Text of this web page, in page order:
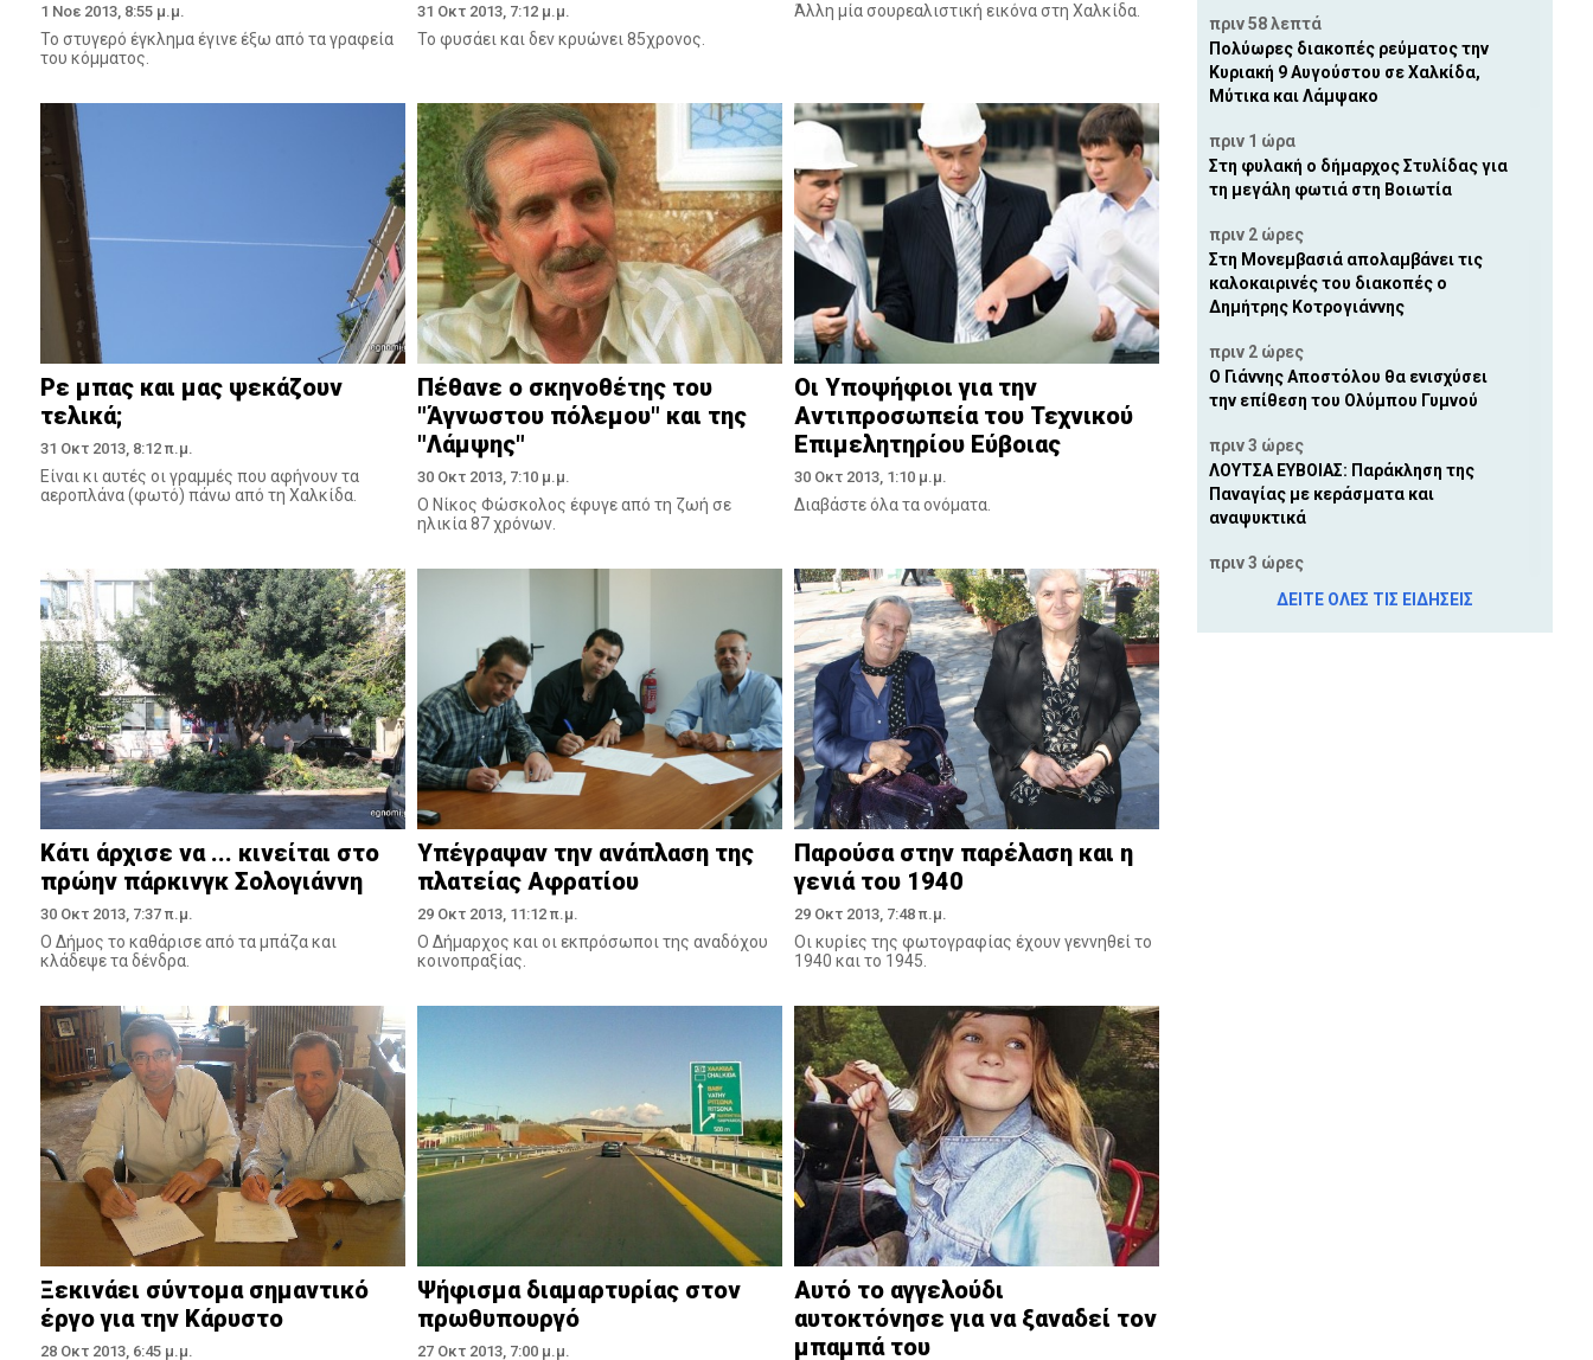
1 Νοε 2013, 8:55 μ.μ.
Το στυγερό έγκλημα έγινε έξω από τα γραφεία
του κόμματος.
31 Οκτ 2013, 7:12 μ.μ.
Το φυσάει και δεν κρυώνει 85χρονος.
Άλλη μία σουρεαλιστική εικόνα στη Χαλκίδα.
Ρε μπας και μας ψεκάζουν
τελικά;
31 Οκτ 2013, 8:12 π.μ.
Είναι κι αυτές οι γραμμές που αφήνουν τα
αεροπλάνα (φωτό) πάνω από τη Χαλκίδα.
Πέθανε ο σκηνοθέτης του
"Άγνωστου πόλεμου" και της
"Λάμψης"
30 Οκτ 2013, 7:10 μ.μ.
Ο Νίκος Φώσκολος έφυγε από τη ζωή σε
ηλικία 87 χρόνων.
Οι Υποψήφιοι για την
Αντιπροσωπεία του Τεχνικού
Επιμελητηρίου Εύβοιας
30 Οκτ 2013, 1:10 μ.μ.
Διαβάστε όλα τα ονόματα.
Κάτι άρχισε να ... κινείται στο
πρώην πάρκινγκ Σολογιάννη
30 Οκτ 2013, 7:37 π.μ.
Ο Δήμος το καθάρισε από τα μπάζα και
κλάδεψε τα δένδρα.
Υπέγραψαν την ανάπλαση της
πλατείας Αφρατίου
29 Οκτ 2013, 11:12 π.μ.
Ο Δήμαρχος και οι εκπρόσωποι της αναδόχου
κοινοπραξίας.
Παρούσα στην παρέλαση και η
γενιά του 1940
29 Οκτ 2013, 7:48 π.μ.
Οι κυρίες της φωτογραφίας έχουν γεννηθεί το
1940 και το 1945.
Ξεκινάει σύντομα σημαντικό
έργο για την Κάρυστο
28 Οκτ 2013, 6:45 μ.μ.
Ψήφισμα διαμαρτυρίας στον
πρωθυπουργό
27 Οκτ 2013, 7:00 μ.μ.
Αυτό το αγγελούδι
αυτοκτόνησε για να ξαναδεί τον
μπαμπά του
πριν 58 λεπτά
Πολύωρες διακοπές ρεύματος την
Κυριακή 9 Αυγούστου σε Χαλκίδα,
Μύτικα και Λάμψακο
πριν 1 ώρα
Στη φυλακή ο δήμαρχος Στυλίδας για
τη μεγάλη φωτιά στη Βοιωτία
πριν 2 ώρες
Στη Μονεμβασιά απολαμβάνει τις
καλοκαιρινές του διακοπές ο
Δημήτρης Κοτρογιάννης
πριν 2 ώρες
Ο Γιάννης Αποστόλου θα ενισχύσει
την επίθεση του Ολύμπου Γυμνού
πριν 3 ώρες
ΛΟΥΤΣΑ ΕΥΒΟΙΑΣ: Παράκληση της
Παναγίας με κεράσματα και
αναψυκτικά
πριν 3 ώρες
Συμβούλιο στον Σύλλογο Φίλων
Παραλίας Μουρτερής
ΔΕΙΤΕ ΟΛΕΣ ΤΙΣ ΕΙΔΗΣΕΙΣ